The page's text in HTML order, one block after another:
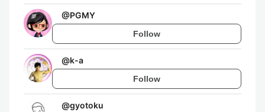
@PGMY
Follow
@k-a
Follow
@gyotoku